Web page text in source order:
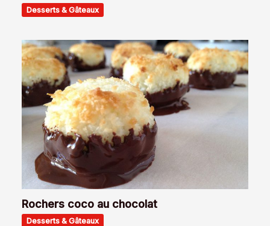
Desserts & Gâteaux
Rochers coco au chocolat
Desserts & Gâteaux